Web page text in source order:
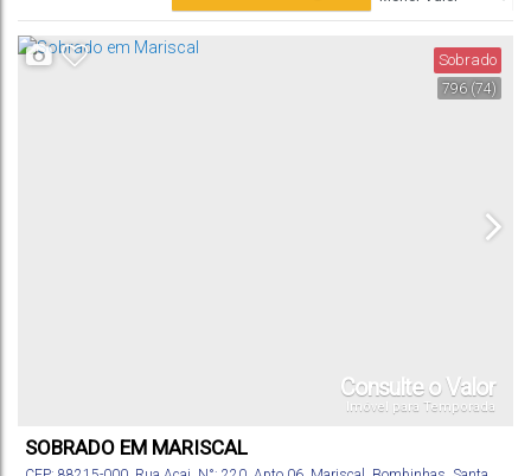
796 (74)
Sobrado
Consulte o Valor
Imóvel para Temporada
SOBRADO EM MARISCAL